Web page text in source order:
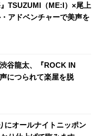
』TSUZUMI（ME:I）×尾上
アドベンチャーで美声を
谷龍太、『ROCK IN
につられて楽屋を脱
にオールナイトニッポン